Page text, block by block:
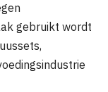
gebruikt wordt